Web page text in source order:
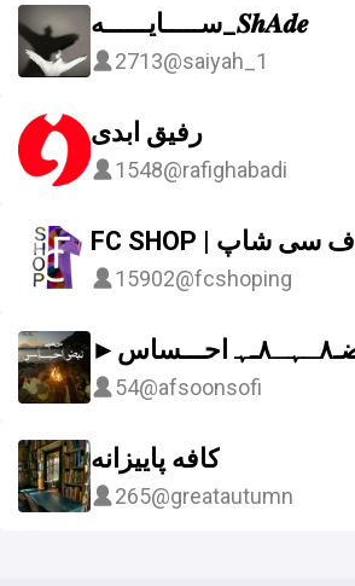
ســـــایــــــه_𝑺𝒉𝑨𝒅𝒆
2713@saiyah_1
رفیق ابدی
1548@rafighabadi
FC SHOP | اف سی شاپ
15902@fcshoping
54@afsoonsofi
کافه پاییزانه
265@greatautumn